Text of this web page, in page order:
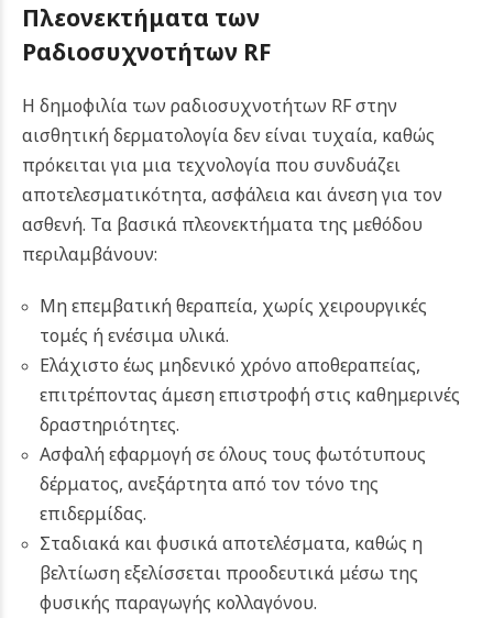
Πλεονεκτήματα των
Ραδιοσυχνοτήτων RF
Η δημοφιλία των ραδιοσυχνοτήτων RF στην
αισθητική δερματολογία δεν είναι τυχαία, καθώς
πρόκειται για μια τεχνολογία που συνδυάζει
αποτελεσματικότητα, ασφάλεια και άνεση για τον
ασθενή. Τα βασικά πλεονεκτήματα της μεθόδου
περιλαμβάνουν:
Μη επεμβατική θεραπεία, χωρίς χειρουργικές
τομές ή ενέσιμα υλικά.
Ελάχιστο έως μηδενικό χρόνο αποθεραπείας,
επιτρέποντας άμεση επιστροφή στις καθημερινές
δραστηριότητες.
Ασφαλή εφαρμογή σε όλους τους φωτότυπους
δέρματος, ανεξάρτητα από τον τόνο της
επιδερμίδας.
Σταδιακά και φυσικά αποτελέσματα, καθώς η
βελτίωση εξελίσσεται προοδευτικά μέσω της
φυσικής παραγωγής κολλαγόνου.